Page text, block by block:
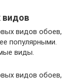
видов
видов обоев,
популярными.
виды.
видов обоев,